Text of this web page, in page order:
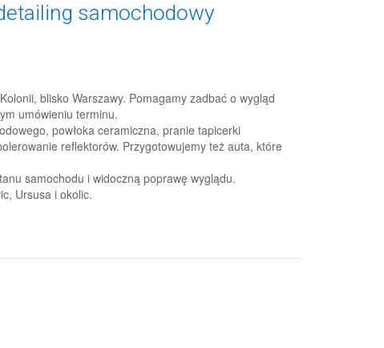
samochodowy
blisko Warszawy. Pomagamy zadbać o wygląd
umówieniu terminu.
powłoka ceramiczna, pranie tapicerki
reflektorów. Przygotowujemy też auta, które
samochodu i widoczną poprawę wyglądu.
Ursusa i okolic.